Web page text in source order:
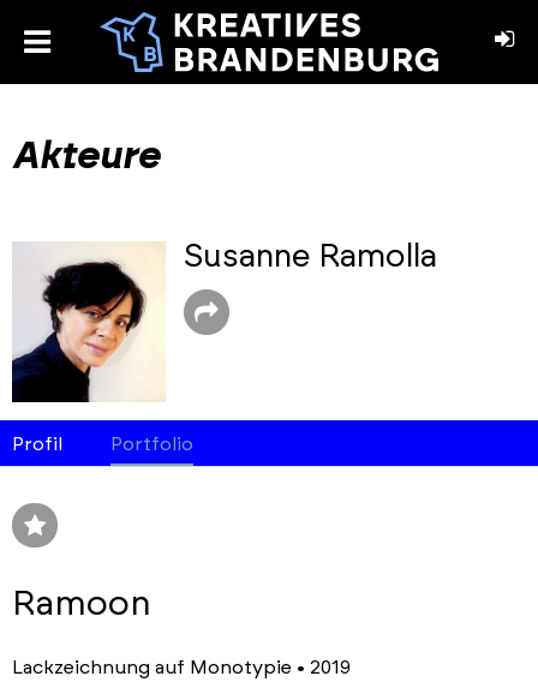
toggle
Akteure
Susanne Ramolla
Profil Portfolio
Ramoon
Lackzeichnung auf Monotypie • 2019